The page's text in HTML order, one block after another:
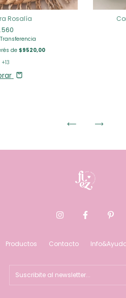
Rosalía
Transferencia
de$9520,00
+13
Productos Contacto